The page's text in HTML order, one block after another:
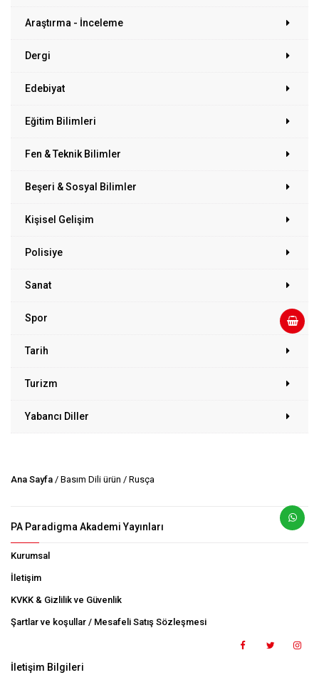
Araştırma - İnceleme
Dergi
Edebiyat
Eğitim Bilimleri
Fen & Teknik Bilimler
Beşeri & Sosyal Bilimler
Kişisel Gelişim
Polisiye
Sanat
Spor
Tarih
Turizm
Yabancı Diller
Ana Sayfa / Basım Dili ürün / Rusça
PA Paradigma Akademi Yayınları
Kurumsal
İletişim
KVKK & Gizlilik ve Güvenlik
Şartlar ve koşullar / Mesafeli Satış Sözleşmesi
İletişim Bilgileri